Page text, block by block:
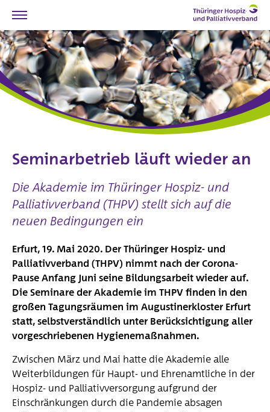
Willkommen
Hilfe-Angebote in Thüringen
Ehrenamt
Spenden
Unser Auftrag
Stellungnahmen
Hospiz-Geschichten
Mitglieder
Satzung
Beitragsordnung
Aktuelles
Akademie
Referent*innen
Presse
Seminarbetrieb läuft wieder an
Die Akademie im Thüringer Hospiz- und
Palliativverband (THPV) stellt sich auf die
neuen Bedingungen ein
Erfurt, 19. Mai 2020. Der Thüringer Hospiz- und
Palliativverband (THPV) nimmt nach der Corona-
Pause Anfang Juni seine Bildungsarbeit wieder auf.
Die Seminare der Akademie im THPV finden in den
großen Tagungsräumen im Augustinerkloster Erfurt
statt, selbst­verständlich unter Berücksichtigung aller
vorgeschriebenen Hygienemaßnahmen.
Zwischen März und Mai hatte die Akademie alle
Weiterbildungen für Haupt- und Ehren­amtliche in der
Hospiz- und Palliativversorgung aufgrund der
Einschränkungen durch die Pandemie absagen